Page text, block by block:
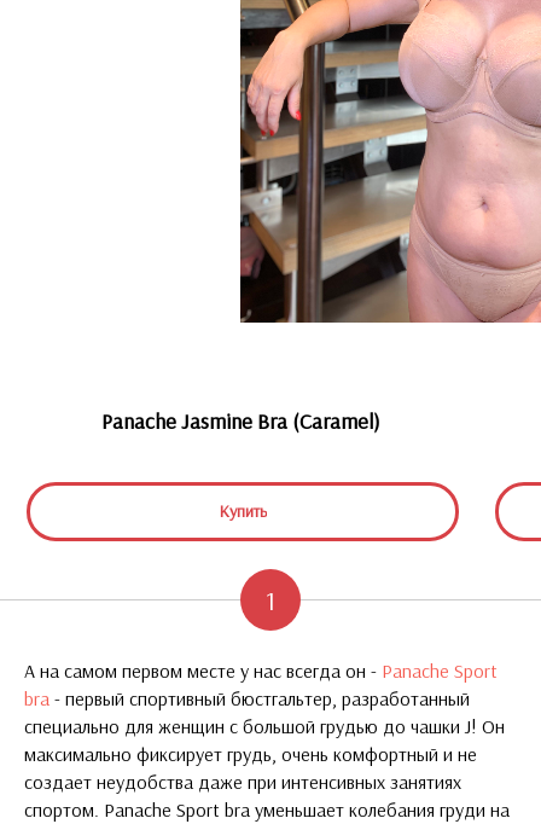
Panache Jasmine Bra (Caramel)
Купить
1
А на самом первом месте у нас всегда он - Panache Sport
bra - первый спортивный бюстгальтер, разработанный
специально для женщин с большой грудью до чашки J! Он
максимально фиксирует грудь, очень комфортный и не
создает неудобства даже при интенсивных занятиях
спортом. Panache Sport bra уменьшает колебания груди на